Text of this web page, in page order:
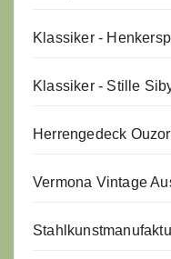
Klassiker -
Klassiker - Stille
Herrengedeck
Vermona Vintage